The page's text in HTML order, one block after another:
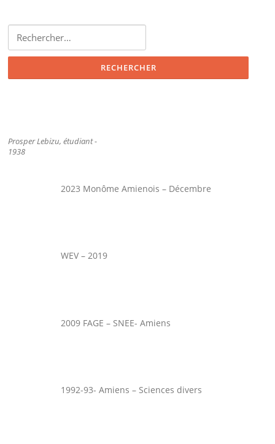
Prosper Lebizu, étudiant -
1938
2023 Monôme Amienois – Décembre
WEV – 2019
2009 FAGE – SNEE- Amiens
1992-93- Amiens – Sciences divers